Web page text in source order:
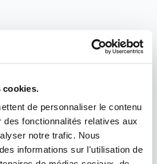
de personnaliser le contenu
fonctionnalités relatives aux
notre trafic. Nous
informations sur l'utilisation de